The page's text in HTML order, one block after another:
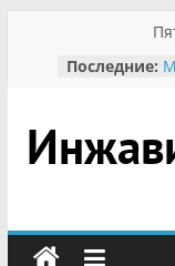
содержимому
Последние:
сельский
портал